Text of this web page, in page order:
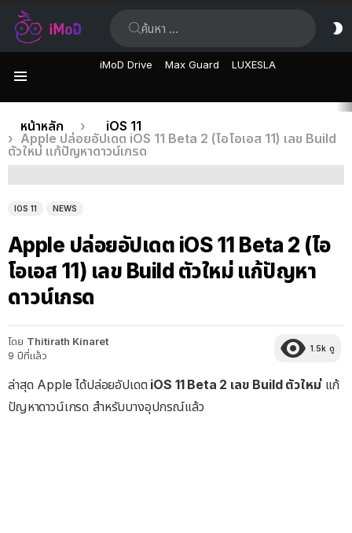
iMoD Drive Max Guard LUXESLA
เรื่อง
ล่าสุด
คุณอยู่ที่นี่:
หน้าหลัก
iOS 11
Apple ปล่อยอัปเดต iOS 11 Beta 2 (ไอโอเอส 11) เลข Build
ตัวใหม่ แก้ปัญหาดาวน์เกรด
IOS 11 NEWS
Apple ปล่อยอัปเดต iOS 11 Beta 2 (ไอ
โอเอส 11) เลข Build ตัวใหม่ แก้ปัญหา
ดาวน์เกรด
โดย Thitirath Kinaret
9 ปีที่แล้ว
1.5k ดู
ล่าสุด Apple ได้ปล่อยอัปเดต iOS 11 Beta 2 เลข Build ตัวใหม่แก้
ปัญหาดาวน์เกรด สำหรับบางอุปกรณ์แล้ว